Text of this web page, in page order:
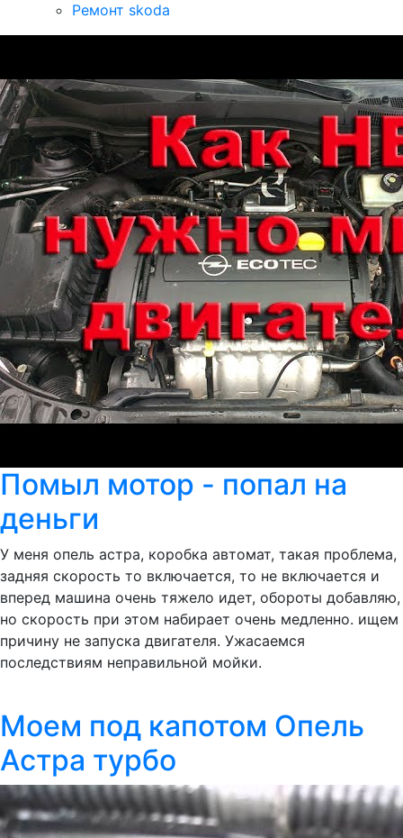
Ремонт skoda
Помыл мотор - попал на
деньги
У меня опель астра, коробка автомат, такая проблема,
задняя скорость то включается, то не включается и
вперед машина очень тяжело идет, обороты добавляю,
но скорость при этом набирает очень медленно. ищем
причину не запуска двигателя. Ужасаемся
последствиям неправильной мойки.
Моем под капотом Опель
Астра турбо